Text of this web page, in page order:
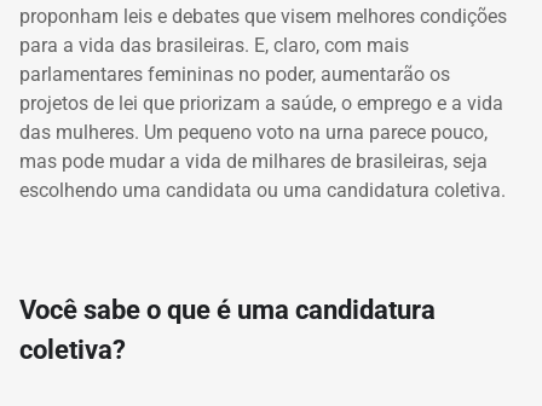
proponham leis e debates que visem melhores condições
para a vida das brasileiras. E, claro, com mais
parlamentares femininas no poder, aumentarão os
projetos de lei que priorizam a saúde, o emprego e a vida
das mulheres. Um pequeno voto na urna parece pouco,
mas pode mudar a vida de milhares de brasileiras, seja
escolhendo uma candidata ou uma candidatura coletiva.
Você sabe o que é uma candidatura
coletiva?